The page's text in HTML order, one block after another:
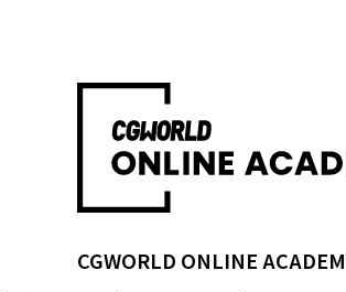
CGWORLD ONLINE